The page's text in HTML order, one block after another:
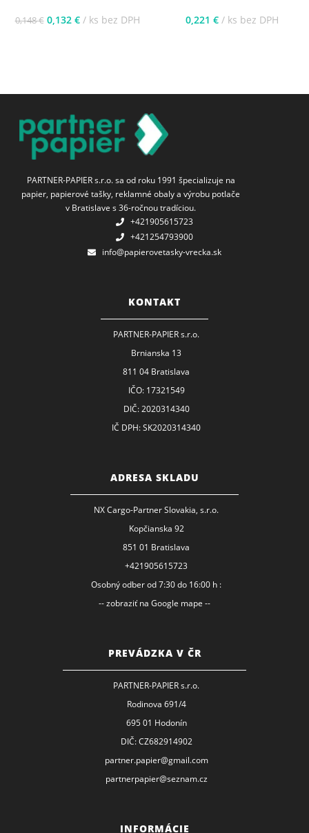
0,148€ 0,132 € ks bez DPH 0,221 € ks bez DPH
PARTNER-PAPIER s.r.o. sa od roku 1991 špecializuje na
papier, papierové tašky, reklamné obaly a výrobu potlače
v Bratislave s 36-ročnou tradíciou.
+421905615723
+421254793900
info@papierovetasky-vrecka.sk
KONTAKT
PARTNER-PAPIER s.r.o.
Brnianska 13
811 04 Bratislava
IČO: 17321549
DIČ: 2020314340
IČ DPH: SK2020314340
ADRESA SKLADU
NX Cargo-Partner Slovakia, s.r.o.
Kopčianska 92
851 01 Bratislava
+421905615723
Osobný odber od 7:30 do 16:00 h :
-- zobraziť na Google mape --
PREVÁDZKA V ČR
PARTNER-PAPIER s.r.o.
Rodinova 691/4
695 01 Hodonín
DIČ: CZ682914902
partner.papier@gmail.com
partnerpapier@seznam.cz
INFORMÁCIE